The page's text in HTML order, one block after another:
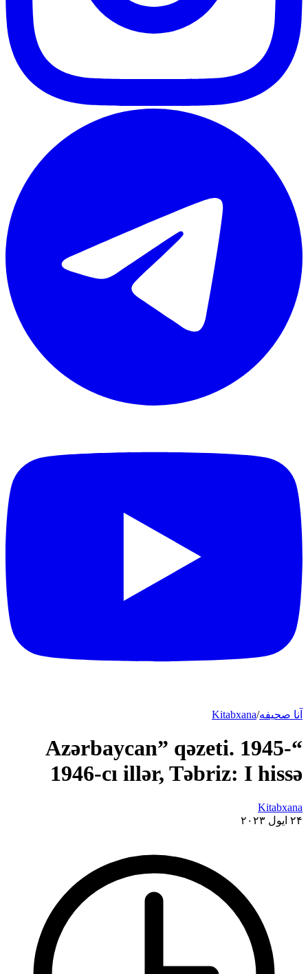
آنا صحیفه/
Kitabxana
“Azərbaycan” qəzeti. 1945-
1946-cı illər, Təbriz: I hissə
Kitabxana
۲۴ ایول ۲۰۲۳